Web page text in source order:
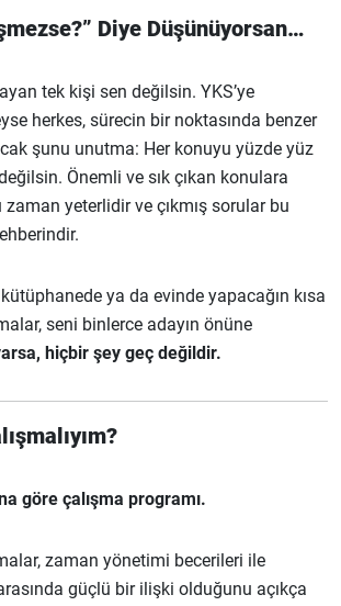
Diye Düşünüyorsan…
tek kişi sen değilsin. YKS’ye
herkes, sürecin bir noktasında benzer
şunu unutma: Her konuyu yüzde yüz
Önemli ve sık çıkan konulara
yeterlidir ve çıkmış sorular bu
ya da evinde yapacağın kısa
seni binlerce adayın önüne
hiçbir şey geç değildir.
göre çalışma programı.
zaman yönetimi becerileri ile
güçlü bir ilişki olduğunu açıkça